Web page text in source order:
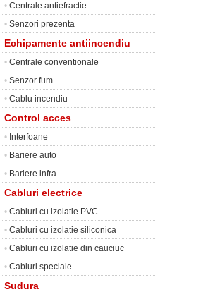
• Centrale antiefractie
• Senzori prezenta
Echipamente antiincendiu
• Centrale conventionale
• Senzor fum
• Cablu incendiu
Control acces
• Interfoane
• Bariere auto
• Bariere infra
Cabluri electrice
• Cabluri cu izolatie PVC
• Cabluri cu izolatie siliconica
• Cabluri cu izolatie din cauciuc
• Cabluri speciale
Sudura